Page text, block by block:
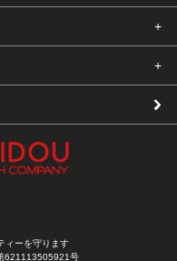
ィーを守ります
621113505921号